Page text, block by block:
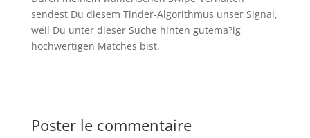
sendest Du diesem Tinder-Algorithmus unser Signal,
weil Du unter dieser Suche hinten gutema?ig
hochwertigen Matches bist.
Poster le commentaire